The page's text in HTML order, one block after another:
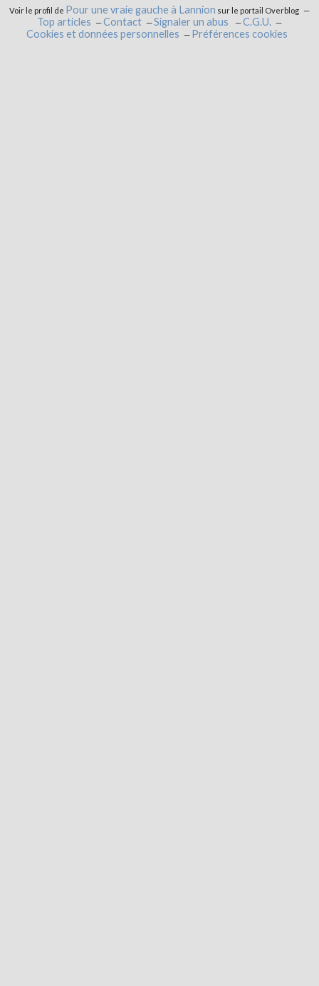
Voir le profil de Pour une vraie gauche à Lannion sur le portail Overblog
Top articles Contact Signaler un abus
C.G.U.
Cookies et données personnelles
Préférences cookies